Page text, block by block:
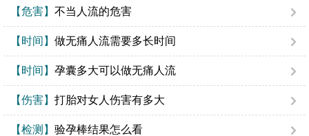
【危害】 不当人流的危害
【时间】 做无痛人流需要多长时间
【时间】 孕囊多大可以做无痛人流
【伤害】 打胎对女人伤害有多大
【检测】 验孕棒结果怎么看